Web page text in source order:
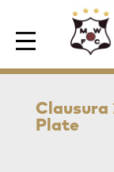
Area de
Clausura
Plate